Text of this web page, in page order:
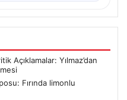
Açıklamalar: Yılmaz’dan
Fırında limonlu